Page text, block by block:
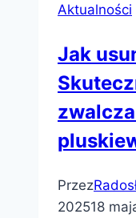
Aktualności
Jak
Przez
202518